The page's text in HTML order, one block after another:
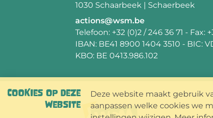
1030 Schaarbeek | Schaerbeek
E-
mail:
actions@wsm.be
Telefoon: +32 (0)2 / 246 36 71 - Fax:
IBAN: BE41 8900 1404 3510 - BIC:
KBO: BE 0413.986.102
COOKIES OP DEZE
WEBSITE
Deze website maakt gebruik
aanpassen welke cookies we